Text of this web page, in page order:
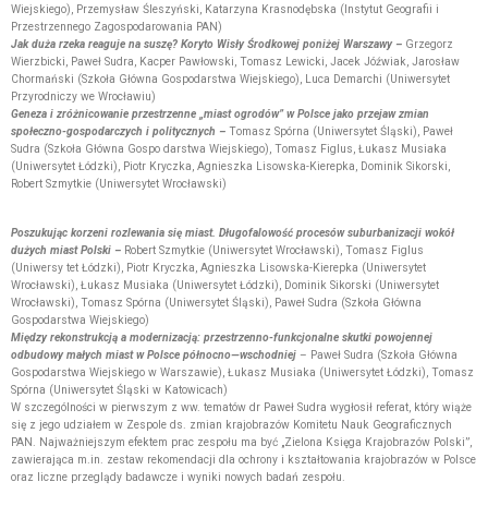
Wiejskiego), Przemysław Śleszyński, Katarzyna Krasnodębska (Instytut Geografii i
Przestrzennego Zagospodarowania PAN)
Jak duża rzeka reaguje na suszę? Koryto Wisły Środkowej poniżej Warszawy – Grzegorz
Wierzbicki, Paweł Sudra, Kacper Pawłowski, Tomasz Lewicki, Jacek Jóźwiak, Jarosław
Chormański (Szkoła Główna Gospodarstwa Wiejskiego), Luca Demarchi (Uniwersytet
Przyrodniczy we Wrocławiu)
Geneza i zróżnicowanie przestrzenne „miast ogrodów” w Polsce jako przejaw zmian
społeczno-gospodarczych i politycznych – Tomasz Spórna (Uniwersytet Śląski), Paweł
Sudra (Szkoła Główna Gospo darstwa Wiejskiego), Tomasz Figlus, Łukasz Musiaka
(Uniwersytet Łódzki), Piotr Kryczka, Agnieszka Lisowska-Kierepka, Dominik Sikorski,
Robert Szmytkie (Uniwersytet Wrocławski)
Poszukując korzeni rozlewania się miast. Długofalowość procesów suburbanizacji wokół
dużych miast Polski – Robert Szmytkie (Uniwersytet Wrocławski), Tomasz Figlus
(Uniwersy tet Łódzki), Piotr Kryczka, Agnieszka Lisowska-Kierepka (Uniwersytet
Wrocławski), Łukasz Musiaka (Uniwersytet Łódzki), Dominik Sikorski (Uniwersytet
Wrocławski), Tomasz Spórna (Uniwersytet Śląski), Paweł Sudra (Szkoła Główna
Gospodarstwa Wiejskiego)
Między rekonstrukcją a modernizacją: przestrzenno-funkcjonalne skutki powojennej
odbudowy małych miast w Polsce północno—wschodniej – Paweł Sudra (Szkoła Główna
Gospodarstwa Wiejskiego w Warszawie), Łukasz Musiaka (Uniwersytet Łódzki), Tomasz
Spórna (Uniwersytet Śląski w Katowicach)
W szczególności w pierwszym z ww. tematów dr Paweł Sudra wygłosił referat, który wiąże
się z jego udziałem w Zespole ds. zmian krajobrazów Komitetu Nauk Geograficznych
PAN. Najważniejszym efektem prac zespołu ma być „Zielona Księga Krajobrazów Polski”,
zawierająca m.in. zestaw rekomendacji dla ochrony i kształtowania krajobrazów w Polsce
oraz liczne przeglądy badawcze i wyniki nowych badań zespołu.